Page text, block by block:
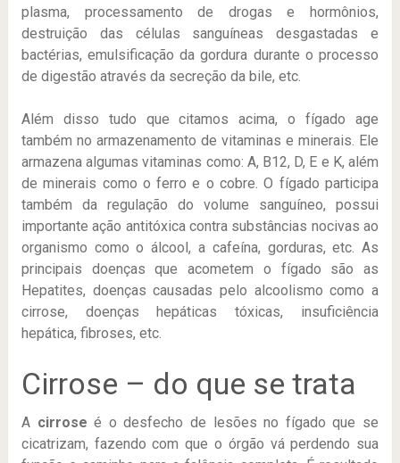
plasma, processamento de drogas e hormônios,
destruição das células sanguíneas desgastadas e
bactérias, emulsificação da gordura durante o processo
de digestão através da secreção da bile, etc.
Além disso tudo que citamos acima, o fígado age
também no armazenamento de vitaminas e minerais. Ele
armazena algumas vitaminas como: A, B12, D, E e K, além
de minerais como o ferro e o cobre. O fígado participa
também da regulação do volume sanguíneo, possui
importante ação antitóxica contra substâncias nocivas ao
organismo como o álcool, a cafeína, gorduras, etc. As
principais doenças que acometem o fígado são as
Hepatites, doenças causadas pelo alcoolismo como a
cirrose, doenças hepáticas tóxicas, insuficiência
hepática, fibroses, etc.
Cirrose – do que se trata
A cirrose é o desfecho de lesões no fígado que se
cicatrizam, fazendo com que o órgão vá perdendo sua